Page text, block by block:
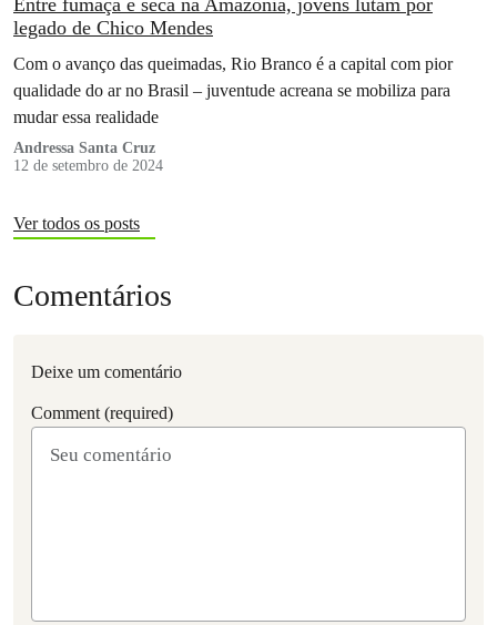
legado de Chico Mendes
Com o avanço das queimadas, Rio Branco é a capital com pior
qualidade do ar no Brasil – juventude acreana se mobiliza para
mudar essa realidade
Andressa Santa Cruz
12 de setembro de 2024
Ver todos os posts
Comentários
Deixe um comentário
Comment (required)